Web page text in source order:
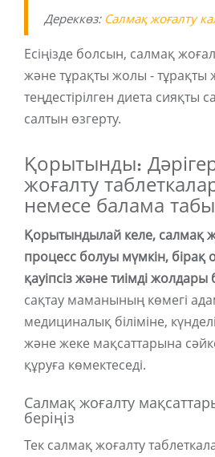
Дереккөз: Салмақ жоғалту
Есіңізде болсын, салмақ
және тұрақты жолы - тұрақты
теңдестірілген диета сияқты
салтын өзгерту.
Қорытынды:
жоғалту
немесе балама
Қорытындылай келе, салмақ
процесс болуы мүмкін,
қауіпсіз және тиімді жолдары
сақтау маманының көмегі
медициналық біліміне,
және жеке мақсаттарына
құруға көмектеседі.
Салмақ жоғалту
беріңіз
Тек салмақ жоғалту